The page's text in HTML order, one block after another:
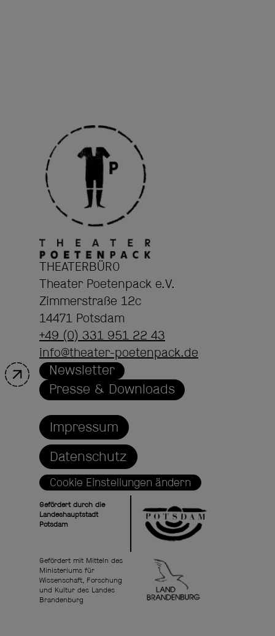
THEATERBÜRO
Theater Poetenpack e.V.
Zimmerstraße 12c
14471 Potsdam
+49 (0) 331 951 22 43
info@theater-poetenpack.de
Newsletter
Presse & Downloads
Impressum
Datenschutz
Cookie Einstellungen ändern
Gefördert durch die
Landeshauptstadt
Potsdam
Gefördert mit Mitteln des
Ministeriums für
Wissenschaft, Forschung
und Kultur des Landes
Brandenburg